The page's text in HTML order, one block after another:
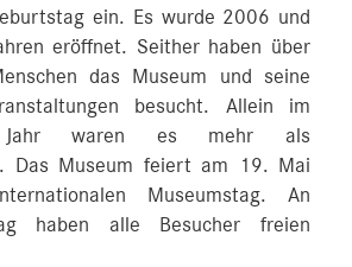
ein. Es wurde 2006 und
eröffnet. Seither haben über
das Museum und seine
besucht. Allein im
Jahr waren es mehr als
Das Museum feiert am 19. Mai
Museumstag. An
haben alle Besucher freien